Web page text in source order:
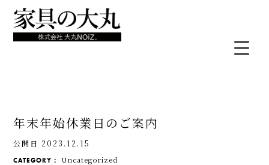
年末年始休業日のご案内
公開日 2023.12.15
CATEGORY： Uncategorized